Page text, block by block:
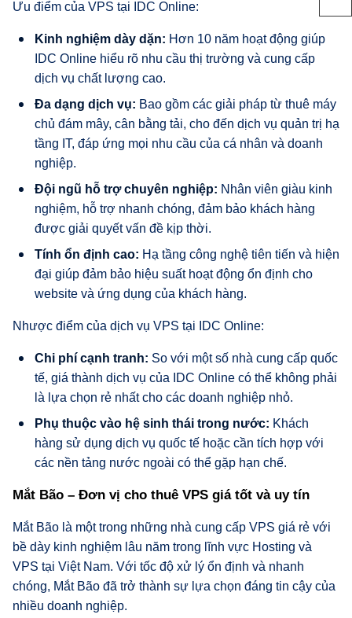
Ưu điểm của VPS tại IDC Online:
Kinh nghiệm dày dặn: Hơn 10 năm hoạt động giúp
IDC Online hiểu rõ nhu cầu thị trường và cung cấp
dịch vụ chất lượng cao.
Đa dạng dịch vụ: Bao gồm các giải pháp từ thuê máy
chủ đám mây, cân bằng tải, cho đến dịch vụ quản trị hạ
tầng IT, đáp ứng mọi nhu cầu của cá nhân và doanh
nghiệp.
Đội ngũ hỗ trợ chuyên nghiệp: Nhân viên giàu kinh
nghiệm, hỗ trợ nhanh chóng, đảm bảo khách hàng
được giải quyết vấn đề kịp thời.
Tính ổn định cao: Hạ tầng công nghệ tiên tiến và hiện
đại giúp đảm bảo hiệu suất hoạt động ổn định cho
website và ứng dụng của khách hàng.
Nhược điểm của dịch vụ VPS tại IDC Online:
Chi phí cạnh tranh: So với một số nhà cung cấp quốc
tế, giá thành dịch vụ của IDC Online có thể không phải
là lựa chọn rẻ nhất cho các doanh nghiệp nhỏ.
Phụ thuộc vào hệ sinh thái trong nước: Khách
hàng sử dụng dịch vụ quốc tế hoặc cần tích hợp với
các nền tảng nước ngoài có thể gặp hạn chế.
Mắt Bão – Đơn vị cho thuê VPS giá tốt và uy tín
Mắt Bão là một trong những nhà cung cấp VPS giá rẻ với
bề dày kinh nghiệm lâu năm trong lĩnh vực Hosting và
VPS tại Việt Nam. Với tốc độ xử lý ổn định và nhanh
chóng, Mắt Bão đã trở thành sự lựa chọn đáng tin cậy của
nhiều doanh nghiệp.